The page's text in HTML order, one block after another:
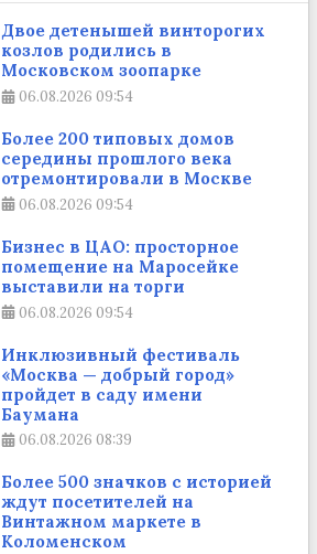
Двое детенышей винторогих
козлов родились в
Московском зоопарке
06.08.2026 09:54
Более 200 типовых домов
середины прошлого века
отремонтировали в Москве
06.08.2026 09:54
Бизнес в ЦАО: просторное
помещение на Маросейке
выставили на торги
06.08.2026 09:54
Инклюзивный фестиваль
«Москва — добрый город»
пройдет в саду имени
Баумана
06.08.2026 08:39
Более 500 значков с историей
ждут посетителей на
Винтажном маркете в
Коломенском